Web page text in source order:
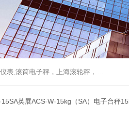
子秤，上海滚轮秤，无线打印吊秤
英展ACS-W-15kg（SA）电子台秤